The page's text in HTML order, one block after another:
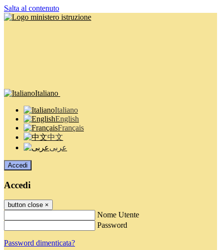
Salta al contenuto
Italiano
Italiano
English
Français
中文
عربى
Accedi
Accedi
button close ×
Nome Utente
Password
Password dimenticata?